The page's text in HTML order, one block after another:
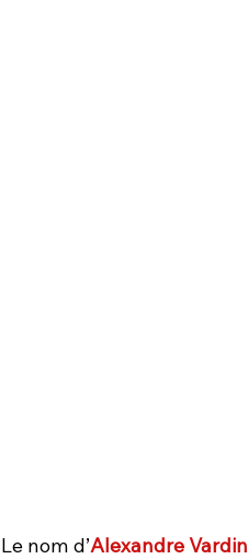
Le nom d’Alexandre Vardin